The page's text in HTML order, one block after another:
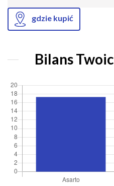
gdzie kupić
Bilans